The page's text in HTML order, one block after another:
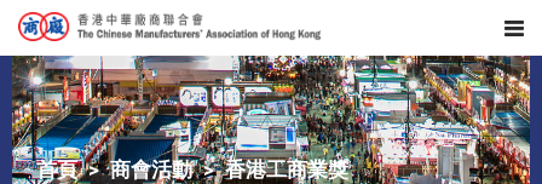
首頁 商會活動 香港工商業獎